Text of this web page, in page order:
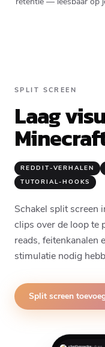
SPLIT SCREEN
Laag
REDDIT-VERHALEN
TUTORIAL-HOOKS
Schakel split screen
clips over de loop te
reads, feitenkanalen
stimulatie nodig
Split screen